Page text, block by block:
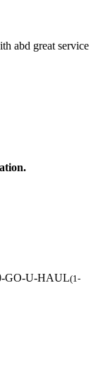
abd great service
GO-U-HAUL(1-